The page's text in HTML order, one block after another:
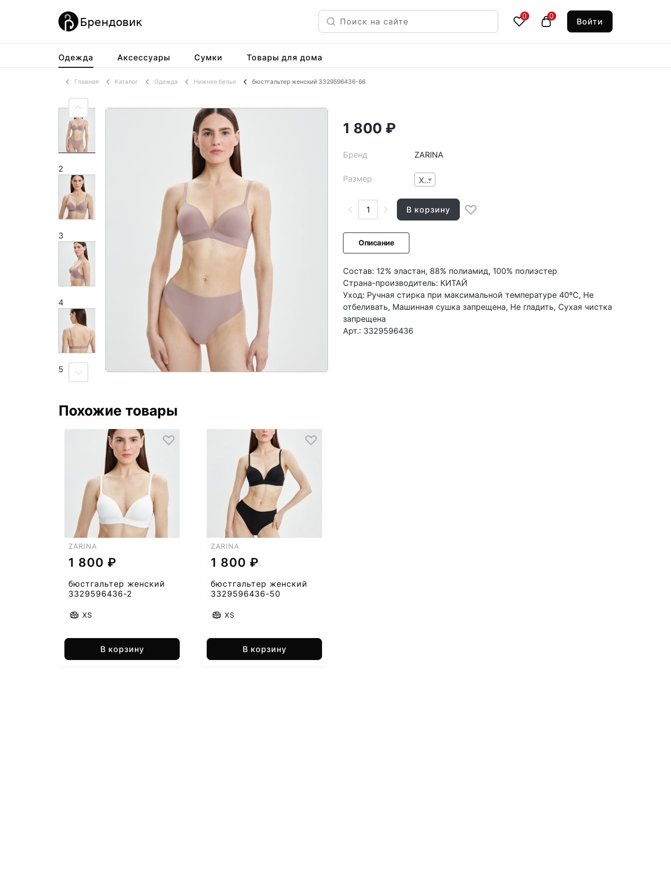
0 0
Войти
Одежда Аксессуары Сумки Товары для дома
Главная Каталог Одежда Нижнее белье бюстгальтер женский 3329596436-66
2
3
4
5
1 800 ₽
Бренд ZARINA
Размер XS
В корзину
Описание
Состав: 12% эластан, 88% полиамид, 100% полиэстер
Страна-производитель: КИТАЙ
Уход: Ручная стирка при максимальной температуре 40ºС, Не
отбеливать, Машинная сушка запрещена, Не гладить, Сухая чистка
запрещена
Арт.: 3329596436
Похожие товары
ZARINA
1 800 ₽
бюстгальтер женский
3329596436-2
XS
В корзину
ZARINA
1 800 ₽
бюстгальтер женский
3329596436-50
XS
В корзину